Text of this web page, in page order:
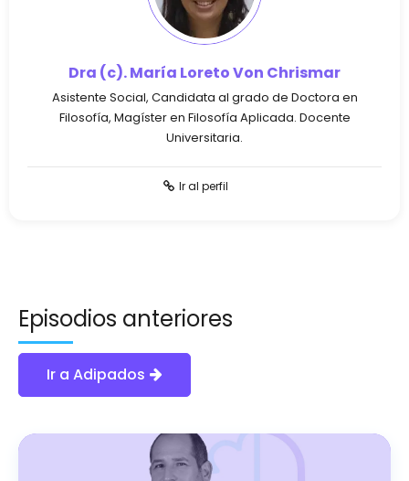
Dra (c). María Loreto Von Chrismar
Asistente Social, Candidata al grado de Doctora en
Filosofía, Magíster en Filosofía Aplicada. Docente
Universitaria.
Ir al perfil
Episodios anteriores
Ir a Adipados